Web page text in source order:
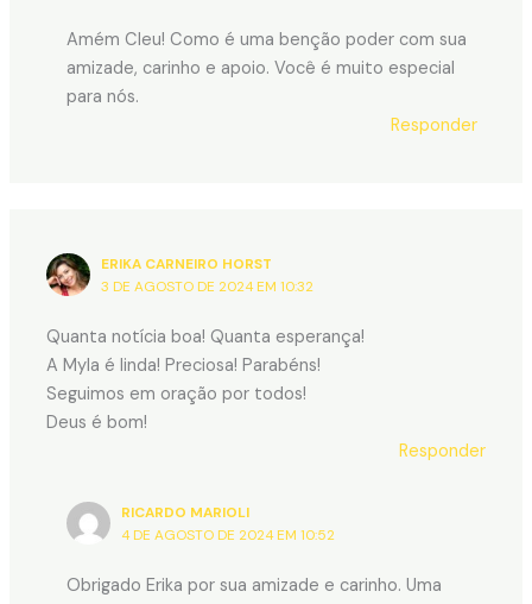
Amém Cleu! Como é uma benção poder com sua
amizade, carinho e apoio. Você é muito especial
para nós.
Responder
ERIKA CARNEIRO HORST
3 DE AGOSTO DE 2024 EM 10:32
Quanta notícia boa! Quanta esperança!
A Myla é linda! Preciosa! Parabéns!
Seguimos em oração por todos!
Deus é bom!
Responder
RICARDO MARIOLI
4 DE AGOSTO DE 2024 EM 10:52
Obrigado Erika por sua amizade e carinho. Uma